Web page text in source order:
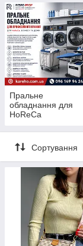
Пральне
обладнання для
HoReCa
Сортування